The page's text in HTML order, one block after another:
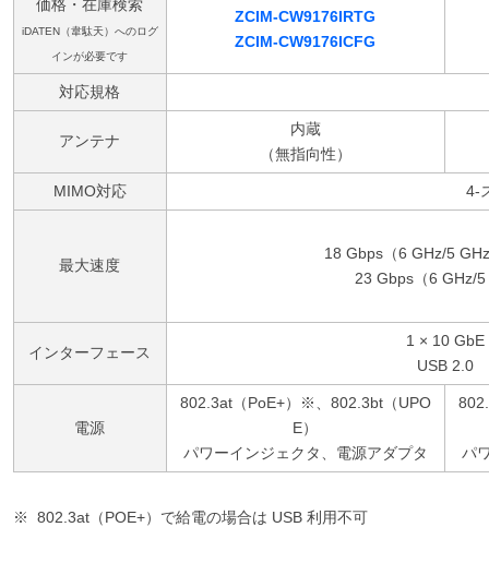
価格・在庫検索
iDATEN（韋駄天）へのログ
インが必要です
ZCIM-CW9176IRTG
ZCIM-CW9176ICFG
対応規格
アンテナ
内蔵
（無指向性）
MIMO対応 4-
最大速度
18 Gbps（6 GHz/5
23 Gbps（6 GHz/
インターフェース
1 × 10 GbE
USB 2.0
電源
802.3at（PoE+）※、802.3bt（UPO
E）
パワーインジェクタ、電源アダプタ
パ
802.3at（POE+）で給電の場合は USB 利用不可